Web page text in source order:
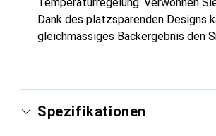
Dank des platzsparenden Designs
gleichmässiges Backergebnis den
Spezifikationen